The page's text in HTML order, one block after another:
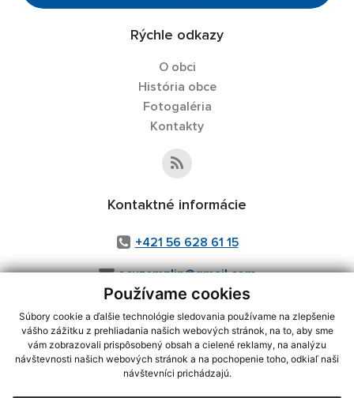
Používame cookies
Súbory cookie a ďalšie technológie sledovania používame na zlepšenie
vášho zážitku z prehliadania našich webových stránok, na to, aby sme
vám zobrazovali prispôsobený obsah a cielené reklamy, na analýzu
návštevnosti našich webových stránok a na pochopenie toho, odkiaľ naši
návštevníci prichádzajú.
Rýchle odkazy
O obci
História obce
Fotogaléria
Kontakty
Kontaktné informácie
+421 56 628 61 15
ocuzemplin@gmail.com
využite možnosť získavania aktuálnych informácií s využitím RSS
CMS systém (redakčný) systém ECHELON 2,Mapa stránok,web portál
webex.digital, s.r.o.,domény,registrácia domény